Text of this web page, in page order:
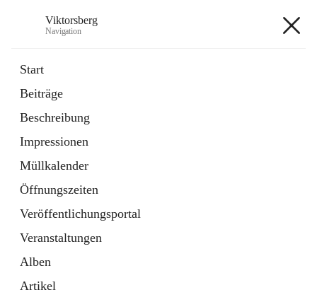
Viktorsberg
Navigation
Start
Beiträge
Beschreibung
Impressionen
Müllkalender
Öffnungszeiten
Veröffentlichungsportal
Veranstaltungen
Alben
Artikel
1 Schnellzugriff
Bürgerservice
10 Schnellzugriffe